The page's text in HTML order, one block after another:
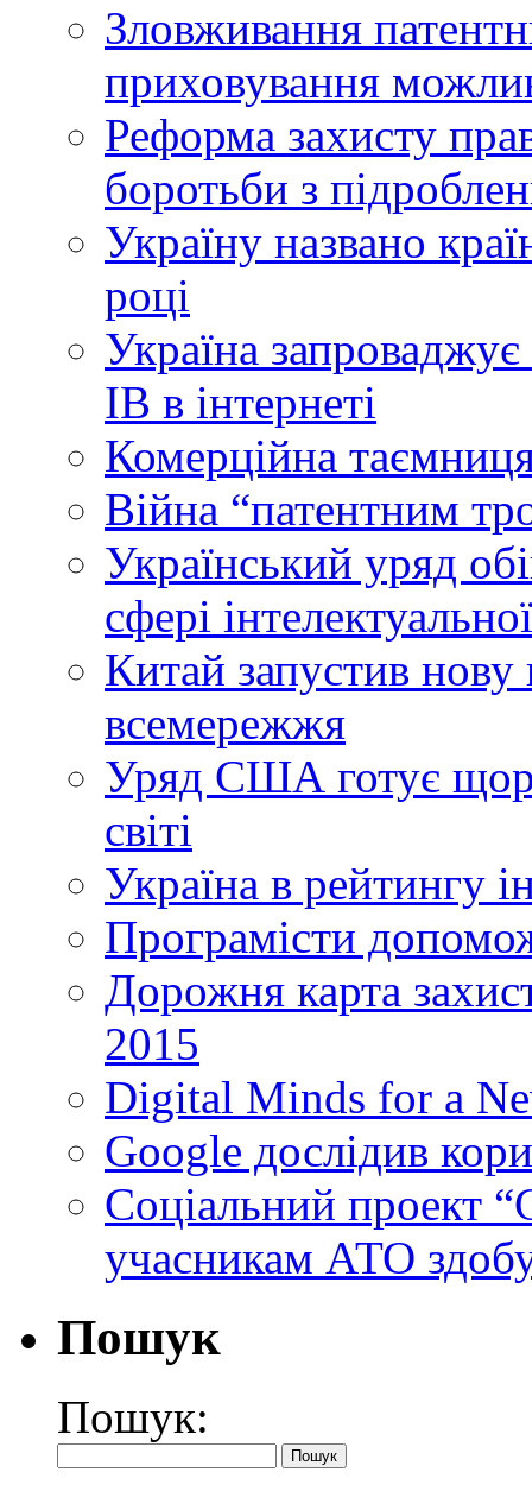
Зловживання
приховування
Реформа захисту
боротьби з
Україну названо
році
Україна
ІВ в інтернеті
Комерційна
Війна “патентним
Український уряд
сфері
Китай запустив
всемережжя
Уряд США готує
світі
Україна в рейтингу
Програмісти
Дорожня карта
2015
Digital Minds for a
Google дослідив
Cоціальний проект
учасникам АТО
Пошук
Пошук: